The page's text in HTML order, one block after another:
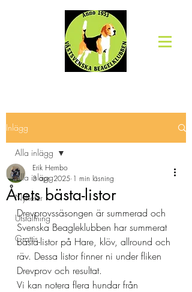
Inlägg
Alla inlägg
Nyheter
Utställning
Grattis
Alla inlägg
Årets bästa-listor
Erik Hernbo
3 apr. 2025 1 min läsning
Drevprovssäsongen är summerad och
Svenska Beagleklubben har summerat
bästa-listor på Hare, klöv, allround och
räv. Dessa listor finner ni under fliken
Drevprov och resultat.
Vi kan notera flera hundar från